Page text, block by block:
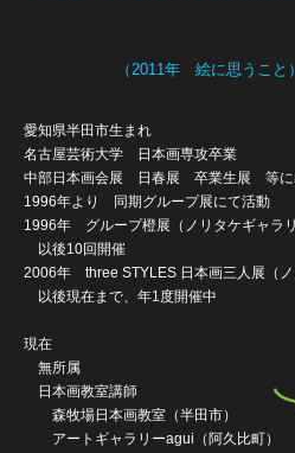
（2011年 絵に思うこと）
愛知県半田市生まれ
名古屋芸術大学 日本画専攻卒業
中部日本画会展 日春展 卒業生展 等に
1996年より 同期グループ展にて活動
1996年 グループ橙展（ノリタケギャラリ
以後10回開催
2006年 three STYLES 日本画三人展（ノ
以後現在まで、年1度開催中
現在
無所属
日本画教室講師
森牧場日本画教室（半田市）
アートギャラリーagui（阿久比町）